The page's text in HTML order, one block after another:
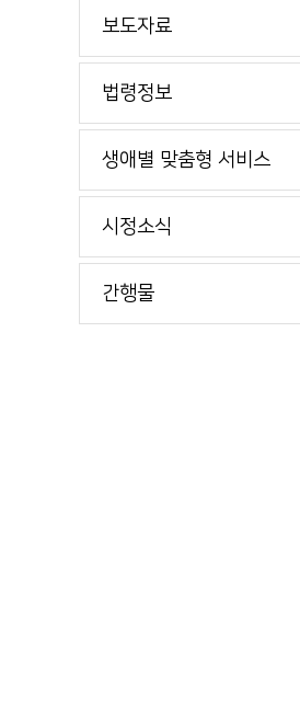
보도자료
법령정보
생애별 맞춤형 서비스
시정소식
간행물